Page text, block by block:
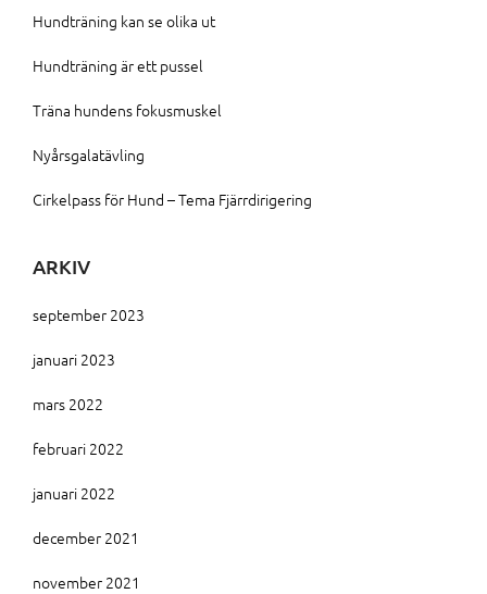
Hundträning kan se olika ut
Hundträning är ett pussel
Träna hundens fokusmuskel
Nyårsgalatävling
Cirkelpass för Hund – Tema Fjärrdirigering
ARKIV
september 2023
januari 2023
mars 2022
februari 2022
januari 2022
december 2021
november 2021